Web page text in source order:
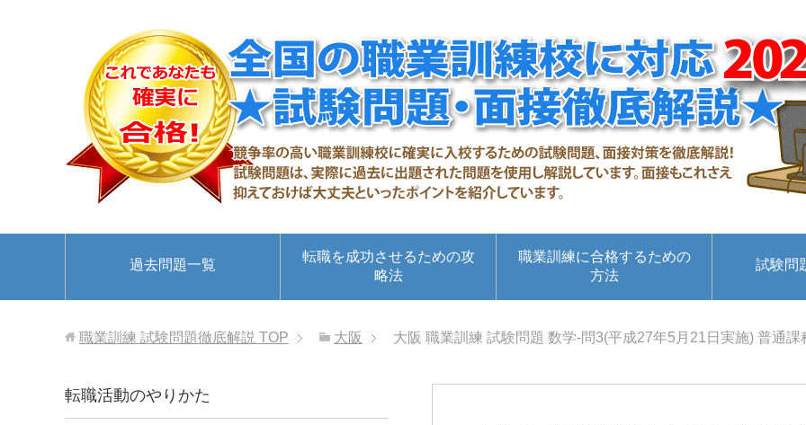
過去問題一覧
転職を成功させるための攻
略法
職業訓練に合格するための
方法
試験問
職業訓練 試験問題徹底解説 TOP 大阪 大阪 職業訓練 試験問題 数学-問3(平成27年5月21日実施) 普通課
転職活動のやりかた